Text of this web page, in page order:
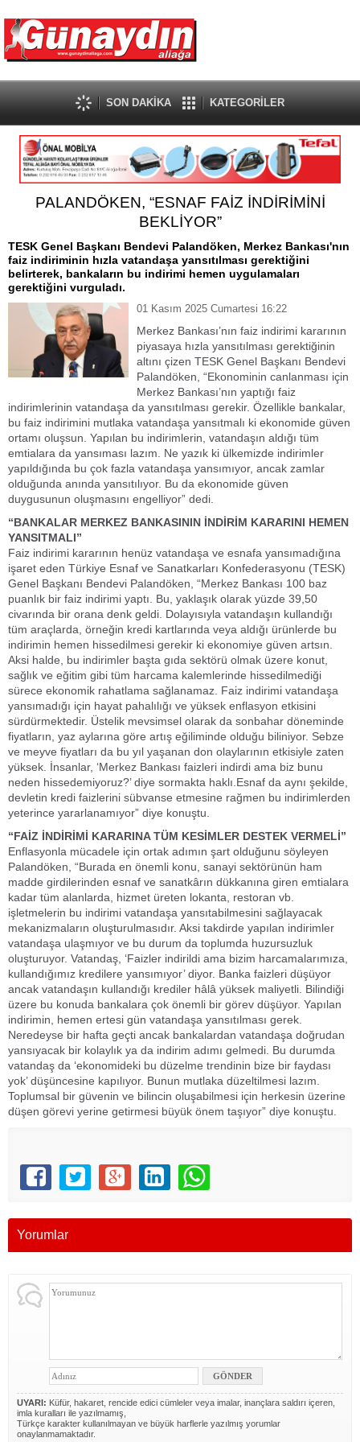
SON DAKİKA KATEGORİLER
PALANDÖKEN, “ESNAF FAİZ İNDİRİMİNİ
BEKLİYOR”
TESK Genel Başkanı Bendevi Palandöken, Merkez Bankası'nın
faiz indiriminin hızla vatandaşa yansıtılması gerektiğini
belirterek, bankaların bu indirimi hemen uygulamaları
gerektiğini vurguladı.
01 Kasım 2025 Cumartesi 16:22
Merkez Bankası’nın faiz indirimi kararının
piyasaya hızla yansıtılması gerektiğinin
altını çizen TESK Genel Başkanı Bendevi
Palandöken, “Ekonominin canlanması için
Merkez Bankası’nın yaptığı faiz
indirimlerinin vatandaşa da yansıtılması gerekir. Özellikle bankalar,
bu faiz indirimini mutlaka vatandaşa yansıtmalı ki ekonomide güven
ortamı oluşsun. Yapılan bu indirimlerin, vatandaşın aldığı tüm
emtialara da yansıması lazım. Ne yazık ki ülkemizde indirimler
yapıldığında bu çok fazla vatandaşa yansımıyor, ancak zamlar
olduğunda anında yansıtılıyor. Bu da ekonomide güven
duygusunun oluşmasını engelliyor” dedi.
“BANKALAR MERKEZ BANKASININ İNDİRİM KARARINI HEMEN
YANSITMALI”
Faiz indirimi kararının henüz vatandaşa ve esnafa yansımadığına
işaret eden Türkiye Esnaf ve Sanatkarları Konfederasyonu (TESK)
Genel Başkanı Bendevi Palandöken, “Merkez Bankası 100 baz
puanlık bir faiz indirimi yaptı. Bu, yaklaşık olarak yüzde 39,50
civarında bir orana denk geldi. Dolayısıyla vatandaşın kullandığı
tüm araçlarda, örneğin kredi kartlarında veya aldığı ürünlerde bu
indirimin hemen hissedilmesi gerekir ki ekonomiye güven artsın.
Aksi halde, bu indirimler başta gıda sektörü olmak üzere konut,
sağlık ve eğitim gibi tüm harcama kalemlerinde hissedilmediği
sürece ekonomik rahatlama sağlanamaz. Faiz indirimi vatandaşa
yansımadığı için hayat pahalılığı ve yüksek enflasyon etkisini
sürdürmektedir. Üstelik mevsimsel olarak da sonbahar döneminde
fiyatların, yaz aylarına göre artış eğiliminde olduğu biliniyor. Sebze
ve meyve fiyatları da bu yıl yaşanan don olaylarının etkisiyle zaten
yüksek. İnsanlar, ‘Merkez Bankası faizleri indirdi ama biz bunu
neden hissedemiyoruz?’ diye sormakta haklı.Esnaf da aynı şekilde,
devletin kredi faizlerini sübvanse etmesine rağmen bu indirimlerden
yeterince yararlanamıyor” diye konuştu.
“FAİZ İNDİRİMİ KARARINA TÜM KESİMLER DESTEK VERMELİ”
Enflasyonla mücadele için ortak adımın şart olduğunu söyleyen
Palandöken, “Burada en önemli konu, sanayi sektörünün ham
madde girdilerinden esnaf ve sanatkârın dükkanına giren emtialara
kadar tüm alanlarda, hizmet üreten lokanta, restoran vb.
işletmelerin bu indirimi vatandaşa yansıtabilmesini sağlayacak
mekanizmaların oluşturulmasıdır. Aksi takdirde yapılan indirimler
vatandaşa ulaşmıyor ve bu durum da toplumda huzursuzluk
oluşturuyor. Vatandaş, ‘Faizler indirildi ama bizim harcamalarımıza,
kullandığımız kredilere yansımıyor’ diyor. Banka faizleri düşüyor
ancak vatandaşın kullandığı krediler hâlâ yüksek maliyetli. Bilindiği
üzere bu konuda bankalara çok önemli bir görev düşüyor. Yapılan
indirimin, hemen ertesi gün vatandaşa yansıtılması gerek.
Neredeyse bir hafta geçti ancak bankalardan vatandaşa doğrudan
yansıyacak bir kolaylık ya da indirim adımı gelmedi. Bu durumda
vatandaş da ‘ekonomideki bu düzelme trendinin bize bir faydası
yok’ düşüncesine kapılıyor. Bunun mutlaka düzeltilmesi lazım.
Toplumsal bir güvenin ve bilincin oluşabilmesi için herkesin üzerine
düşen görevi yerine getirmesi büyük önem taşıyor” diye konuştu.
Yorumlar
UYARI: Küfür, hakaret, rencide edici cümleler veya imalar, inançlara saldırı içeren,
imla kuralları ile yazılmamış,
Türkçe karakter kullanılmayan ve büyük harflerle yazılmış yorumlar
onaylanmamaktadır.